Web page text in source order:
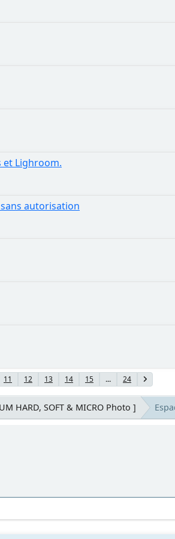
et Lighroom.
autorisation
11 12 13 14 15 ... 24
HARD, SOFT & MICRO Photo ]